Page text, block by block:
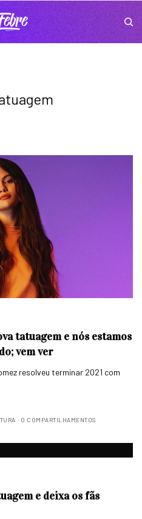
tatuagem e nós estamos
vem ver
resolveu terminar 2021 com
0 COMPARTILHAMENTOS
e deixa os fãs